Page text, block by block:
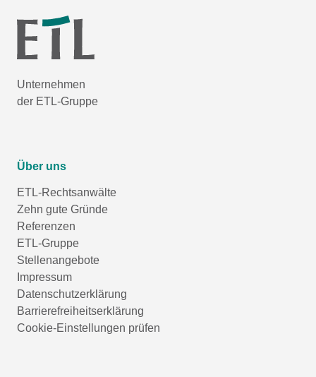
Unternehmen
der ETL-Gruppe
Über uns
ETL-Rechtsanwälte
Zehn gute Gründe
Referenzen
ETL-Gruppe
Stellenangebote
Impressum
Datenschutzerklärung
Barrierefreiheitserklärung
Cookie-Einstellungen prüfen